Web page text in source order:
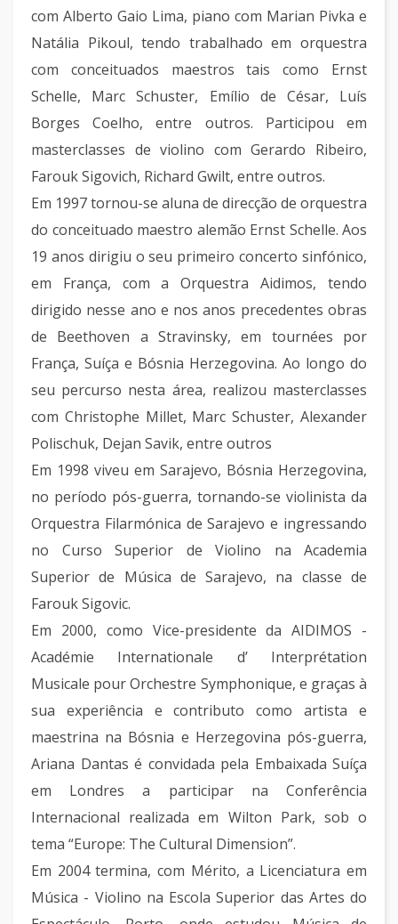
com Alberto Gaio Lima, piano com Marian Pivka e
Natália Pikoul, tendo trabalhado em orquestra
com conceituados maestros tais como Ernst
Schelle, Marc Schuster, Emílio de César, Luís
Borges Coelho, entre outros. Participou em
masterclasses de violino com Gerardo Ribeiro,
Farouk Sigovich, Richard Gwilt, entre outros.
Em 1997 tornou-se aluna de direcção de orquestra
do conceituado maestro alemão Ernst Schelle. Aos
19 anos dirigiu o seu primeiro concerto sinfónico,
em França, com a Orquestra Aidimos, tendo
dirigido nesse ano e nos anos precedentes obras
de Beethoven a Stravinsky, em tournées por
França, Suíça e Bósnia Herzegovina. Ao longo do
seu percurso nesta área, realizou masterclasses
com Christophe Millet, Marc Schuster, Alexander
Polischuk, Dejan Savik, entre outros
Em 1998 viveu em Sarajevo, Bósnia Herzegovina,
no período pós-guerra, tornando-se violinista da
Orquestra Filarmónica de Sarajevo e ingressando
no Curso Superior de Violino na Academia
Superior de Música de Sarajevo, na classe de
Farouk Sigovic.
Em 2000, como Vice-presidente da AIDIMOS -
Académie Internationale d’ Interprétation
Musicale pour Orchestre Symphonique, e graças à
sua experiência e contributo como artista e
maestrina na Bósnia e Herzegovina pós-guerra,
Ariana Dantas é convidada pela Embaixada Suíça
em Londres a participar na Conferência
Internacional realizada em Wilton Park, sob o
tema “Europe: The Cultural Dimension”.
Em 2004 termina, com Mérito, a Licenciatura em
Música - Violino na Escola Superior das Artes do